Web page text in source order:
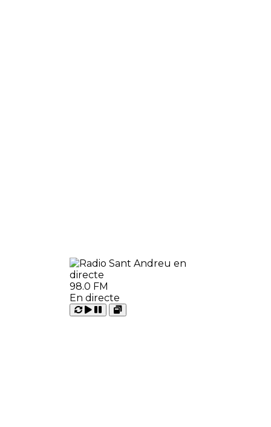
98.0 FM
En directe
Carregant
Reproduir
Pausar
Open